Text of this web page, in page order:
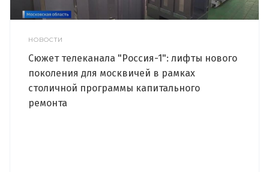
НОВОСТИ
Сюжет телеканала "Россия-1": лифты нового
поколения для москвичей в рамках
столичной программы капитального
ремонта